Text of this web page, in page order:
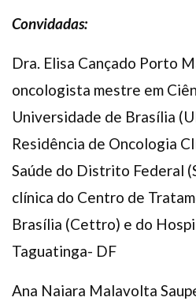
Convidadas:
Dra. Elisa Cançado Porto
oncologista mestre em
Universidade de Brasília
Residência de Oncologia
Saúde do Distrito Federal
clínica do Centro de
Brasília (Cettro) e do
Taguatinga- DF
Ana Naiara Malavolta